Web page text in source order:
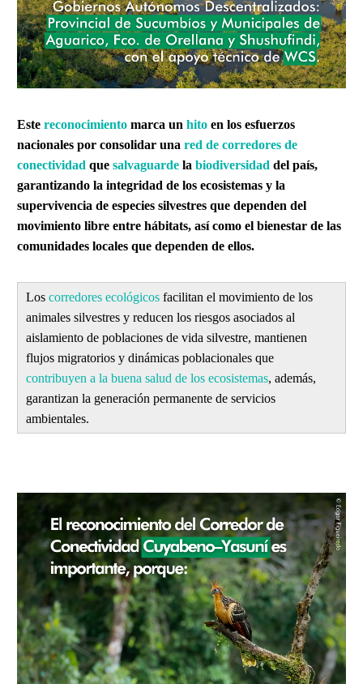
Este reconocimiento marca un hito en los esfuerzos
nacionales por consolidar una red de corredores de
conectividad que salvaguarde la biodiversidad del país,
garantizando la integridad de los ecosistemas y la
supervivencia de especies silvestres que dependen del
movimiento libre entre hábitats, así como el bienestar de las
comunidades locales que dependen de ellos.
Los corredores ecológicos facilitan el movimiento de los
animales silvestres y reducen los riesgos asociados al
aislamiento de poblaciones de vida silvestre, mantienen
flujos migratorios y dinámicas poblacionales que
contribuyen a la buena salud de los ecosistemas, además,
garantizan la generación permanente de servicios
ambientales.